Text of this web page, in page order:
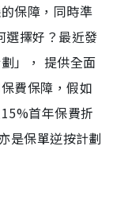
保障，同時準
選擇好？最近發
」， 提供全面
費保障，假如
首年保費折
是保單逆按計劃